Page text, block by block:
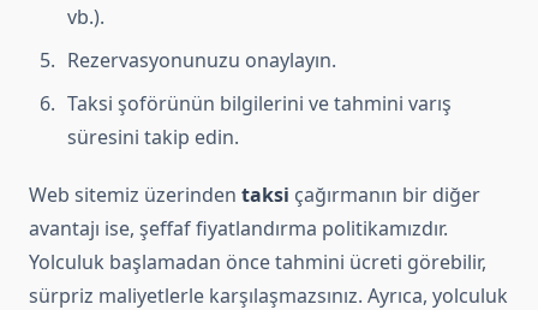
vb.).
Rezervasyonunuzu onaylayın.
Taksi şoförünün bilgilerini ve tahmini varış
süresini takip edin.
Web sitemiz üzerinden taksi çağırmanın bir diğer
avantajı ise, şeffaf fiyatlandırma politikamızdır.
Yolculuk başlamadan önce tahmini ücreti görebilir,
sürpriz maliyetlerle karşılaşmazsınız. Ayrıca, yolculuk